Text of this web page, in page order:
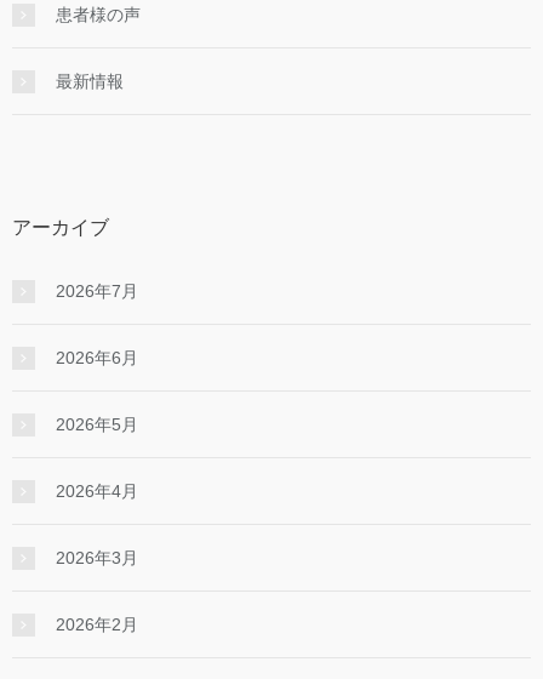
患者様の声
最新情報
アーカイブ
2026年7月
2026年6月
2026年5月
2026年4月
2026年3月
2026年2月